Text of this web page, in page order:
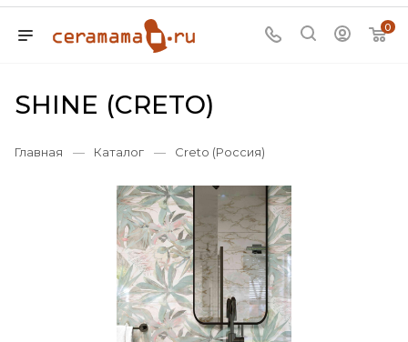
0
SHINE (CRETO)
Главная — Каталог — Creto (Россия)